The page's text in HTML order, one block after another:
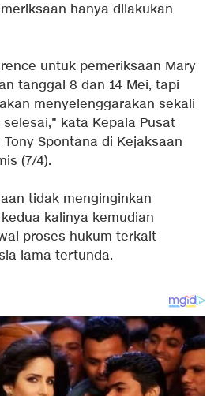
hanya dilakukan
untuk pemeriksaan Mary
tanggal 8 dan 14 Mei, tapi
menyelenggarakan sekali
kata Kepala Pusat
Spontana di Kejaksaan
(7/4).
tidak menginginkan
kalinya kemudian
proses hukum terkait
lama tertunda.